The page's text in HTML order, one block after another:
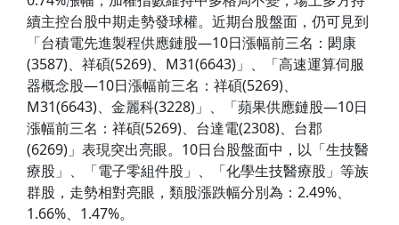
續主控台股中期走勢發球權。近期台股盤面，仍可見到
「台積電先進製程供應鏈股—10日漲幅前三名：閎康
(3587)、祥碩(5269)、M31(6643)」、「高速運算伺服
器概念股—10日漲幅前三名：祥碩(5269)、
M31(6643)、金麗科(3228)」、「蘋果供應鏈股—10日
漲幅前三名：祥碩(5269)、台達電(2308)、台郡
(6269)」表現突出亮眼。10日台股盤面中，以「生技醫
療股」、「電子零組件股」、「化學生技醫療股」等族
群股，走勢相對亮眼，類股漲跌幅分別為：2.49%、
1.66%、1.47%。